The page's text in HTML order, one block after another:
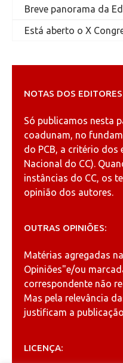
Breve panorama da
Está aberto o X
NOTAS DOS
Só publicamos nesta
coadunam, no
do PCB, a critério dos
Nacional do CC).
instâncias do CC, os
opinião dos autores.
OUTRAS OPINIÕES:
Matérias agregadas
Opiniões"e/ou
correspondente não
Mas pela relevância
justificam a
LICENÇA: